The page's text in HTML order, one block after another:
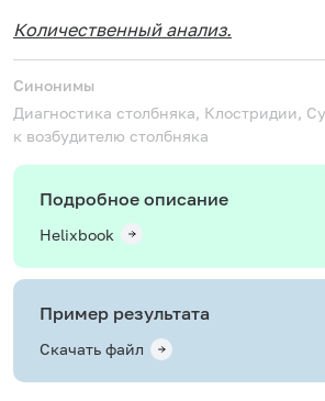
Количественный анализ.
Синонимы
Диагностика столбняка, Клостридии,
к возбудителю столбняка
Подробное описание
Helixbook
Пример результата
Скачать файл